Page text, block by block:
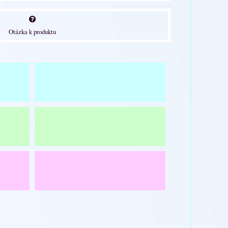
Otázka k produktu